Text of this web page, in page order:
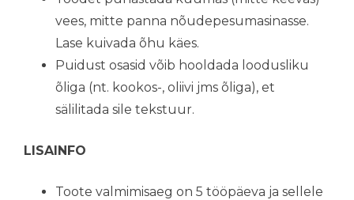
vees, mitte panna nõudepesumasinasse.
Lase kuivada õhu käes.
Puidust osasid võib hooldada loodusliku
õliga (nt. kookos-, oliivi jms õliga), et
sälilitada sile tekstuur.
LISAINFO
Toote valmimisaeg on 5 tööpäeva ja sellele